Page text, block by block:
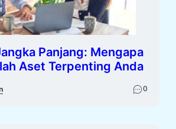
Panjang: Mengapa
Aset Terpenting Anda
0